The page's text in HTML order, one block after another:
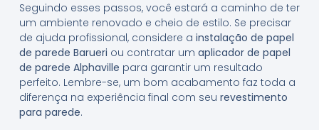
Seguindo esses passos, você estará a caminho de ter
um ambiente renovado e cheio de estilo. Se precisar
de ajuda profissional, considere a instalação de papel
de parede Barueri ou contratar um aplicador de papel
de parede Alphaville para garantir um resultado
perfeito. Lembre-se, um bom acabamento faz toda a
diferença na experiência final com seu revestimento
para parede.